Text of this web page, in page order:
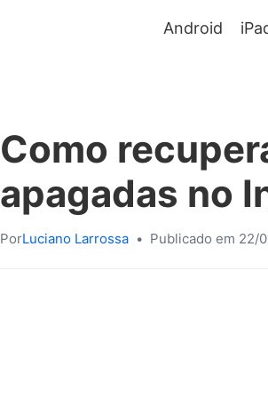
Android
Como
apagadas no
PorLuciano Larrossa • Publicado em 22/